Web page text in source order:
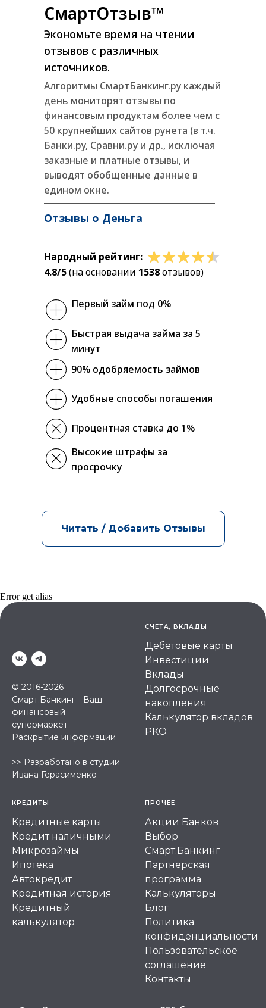
СмартОтзыв™
Отзывы о Деньга
Экономьте время на чтении
отзывов с различных
источников.
Алгоритмы СмартБанкинг.ру каждый
день мониторят отзывы по
финансовым продуктам более чем с
50 крупнейших сайтов рунета (в т.ч.
Банки.ру, Сравни.ру и др., исключая
заказные и платные отзывы, и
выводят обобщенные данные в
едином окне.
Народный рейтинг:
4.8/5(на основании 1538отзывов)
Удобные способы погашения
Процентная ставка до 1%
Высокие штрафы за
просрочку
Первый займ под 0%
Быстрая выдача займа за 5
минут
90% одобряемость займов
Читать / Добавить Отзывы
Error get alias
© 2016-2026
Смарт.Банкинг - Ваш
финансовый
супермаркет
Раскрытие информации
>> Разработано в студии
Ивана Герасименко
СЧЕТА, ВКЛАДЫ
Дебетовые карты
Инвестиции
Вклады
Долгосрочные
накопления
Калькулятор вкладов
РКО
КРЕДИТЫ
Кредитные карты
Кредит наличными
Микрозаймы
Ипотека
Автокредит
Кредитная история
Кредитный
калькулятор
ПРОЧЕЕ
Акции Банков
Выбор
Смарт.Банкинг
Партнерская
программа
Калькуляторы
Блог
Политика
конфиденциальности
Пользовательское
соглашение
Контакты